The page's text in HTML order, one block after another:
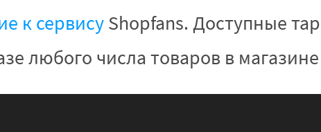
к сервисуShopfans. Доступные
любого числа товаров в магазине